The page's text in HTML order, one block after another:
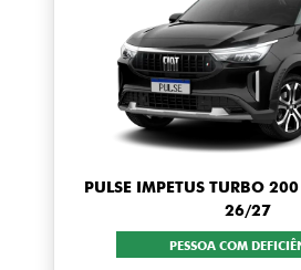
PULSE IMPETUS TURBO
26/27
PESSOA COM